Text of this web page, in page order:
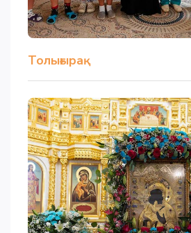
Толығырақ